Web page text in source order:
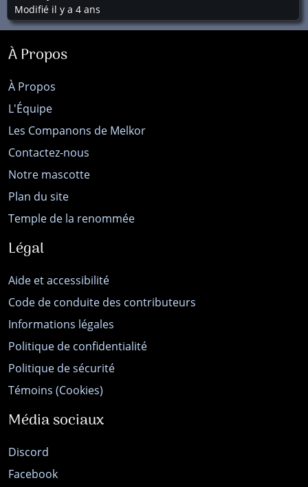
Modifié il y a 4 ans
À Propos
À Propos
L'Équipe
Les Companons de Melkor
Contactez-nous
Notre mascotte
Plan du site
Temple de la renommée
Légal
Aide et accessibilité
Code de conduite des contributeurs
Informations légales
Politique de confidentialité
Politique de sécurité
Témoins (Cookies)
Média sociaux
Discord
Facebook